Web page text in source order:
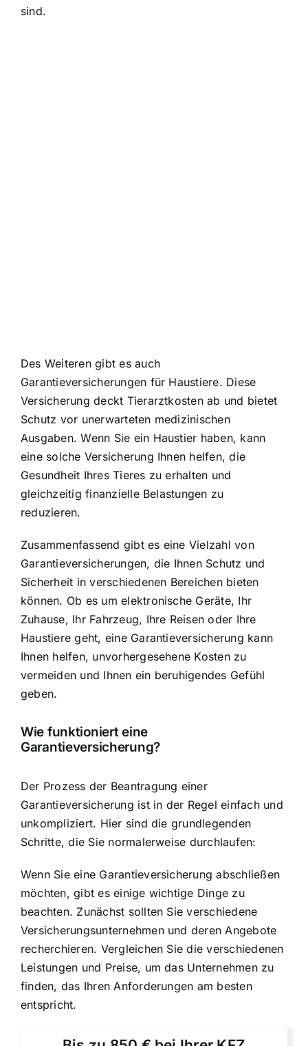
sind.
Des Weiteren gibt es auch
Garantieversicherungen für Haustiere. Diese
Versicherung deckt Tierarztkosten ab und bietet
Schutz vor unerwarteten medizinischen
Ausgaben. Wenn Sie ein Haustier haben, kann
eine solche Versicherung Ihnen helfen, die
Gesundheit Ihres Tieres zu erhalten und
gleichzeitig finanzielle Belastungen zu
reduzieren.
Zusammenfassend gibt es eine Vielzahl von
Garantieversicherungen, die Ihnen Schutz und
Sicherheit in verschiedenen Bereichen bieten
können. Ob es um elektronische Geräte, Ihr
Zuhause, Ihr Fahrzeug, Ihre Reisen oder Ihre
Haustiere geht, eine Garantieversicherung kann
Ihnen helfen, unvorhergesehene Kosten zu
vermeiden und Ihnen ein beruhigendes Gefühl
geben.
Wie funktioniert eine
Garantieversicherung?
Der Prozess der Beantragung einer
Garantieversicherung ist in der Regel einfach und
unkompliziert. Hier sind die grundlegenden
Schritte, die Sie normalerweise durchlaufen:
Wenn Sie eine Garantieversicherung abschließen
möchten, gibt es einige wichtige Dinge zu
beachten. Zunächst sollten Sie verschiedene
Versicherungsunternehmen und deren Angebote
recherchieren. Vergleichen Sie die verschiedenen
Leistungen und Preise, um das Unternehmen zu
finden, das Ihren Anforderungen am besten
entspricht.